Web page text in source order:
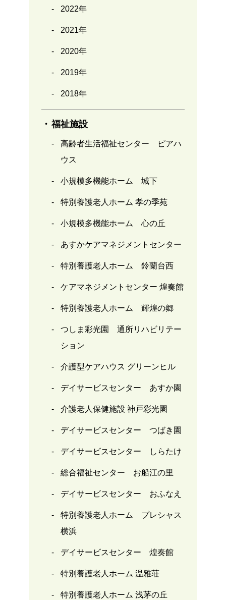
2022年
2021年
2020年
2019年
2018年
福祉施設
高齢者生活福祉センター ピアハ
ウス
小規模多機能ホーム 城下
特別養護老人ホーム 孝の季苑
小規模多機能ホーム 心の丘
あすかケアマネジメントセンター
特別養護老人ホーム 鈴蘭台西
ケアマネジメントセンター 煌奏館
特別養護老人ホーム 輝煌の郷
つしま彩光園 通所リハビリテー
ション
介護型ケアハウス グリーンヒル
デイサービスセンター あすか園
介護老人保健施設 神戸彩光園
デイサービスセンター つばき園
デイサービスセンター しらたけ
総合福祉センター お船江の里
デイサービスセンター おふなえ
特別養護老人ホーム プレシャス
横浜
デイサービスセンター 煌奏館
特別養護老人ホーム 温雅荘
特別養護老人ホーム 浅茅の丘